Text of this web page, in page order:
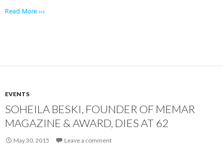
Read More ›››
EVENTS
SOHEILA BESKI, FOUNDER OF MEMAR
MAGAZINE & AWARD, DIES AT 62
May 30, 2015 Leave a comment